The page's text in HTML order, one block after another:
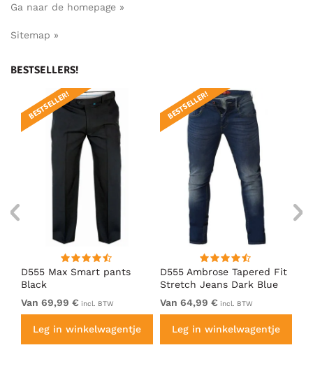
Ga naar de homepage »
Sitemap »
BESTSELLERS!
D555 Max Smart pants
Black
BESTSELLER!
Van 69,99 € incl. BTW
Leg in winkelwagentje
D555 Ambrose Tapered Fit
Stretch Jeans Dark Blue
BESTSELLER!
Van 64,99 € incl. BTW
Leg in winkelwagentje